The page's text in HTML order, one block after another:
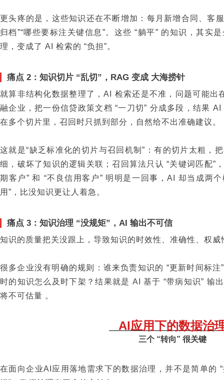
更头疼的是，这些知识还在不断增加：每月新增合同、客
归档”“哪些要标注关键信息”。这些 “躺平” 的知识，其实
理，变成了 AI 检索的 “负担”。
痛点 2：知识切片 “乱切”，RAG 变成 大海捞针
就算非结构化数据整理了，AI 检索还是不准，问题可能出
融企业，把一份信贷政策文档 “一刀切” 分成多段，结果
在多个切片里，召回时只抓到部分，自然给不出准确建议。
这就是“缺乏标准化的切片与召回机制”：有的切片太粗，
细，破坏了知识的逻辑关联；召回算法只认 “关键词匹配”
期客户” 和 “不良信用客户” 明明是一回事，AI 却当成两
用”，比没知识更让人着急。
痛点 3：知识治理 “没规矩”，AI 输出不可信
知识的质量把关没跟上，导致知识的时效性、准确性、权威
很多企业没有明确的规则：谁来负责知识的 “更新时间标注
时的知识怎么及时下架？结果就是 AI 基于 “带病知识” 输
将不可估量 。
AI应用下的数据治
三个 “转向” 很关键
在面向企业AI应用落地需求下的数据治理，并不是简单的